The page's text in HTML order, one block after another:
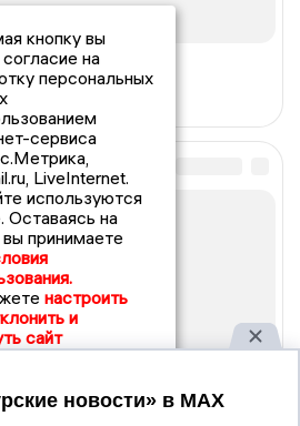
кнопку вы
на
персональных
сервиса
LiveInternet.
используются
Оставаясь на
вы принимаете
настроить
и
сайт